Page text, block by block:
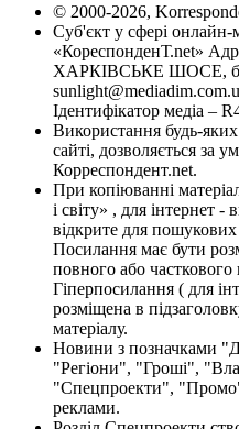
© 2000-2026,
Суб'єкт у сфері онлайн-
«КореспонденТ.net»
ХАРКІВСЬКЕ ШОСЕ,
Ідентифікатор медіа –
Використання будь-
сайті, дозволяється за
Корреспондент.net.
При копіюванні
і світу» , для інтернет
відкрите для
Посилання має бути
повного або часткового
Гіперпосилання ( для
розміщена в
матеріалу.
Новини з позначками
"Регіони", "Гроші",
"Спецпроекти",
реклами.